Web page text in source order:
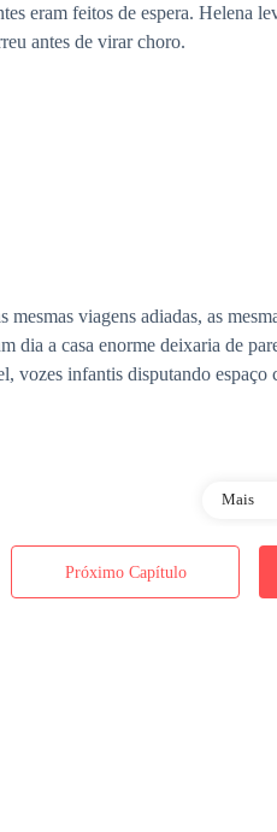
eram feitos de espera.
antes de virar choro.
mesmas viagens adiadas, as
dia a casa enorme deixaria de
vozes infantis disputando
Mais
Próximo Capítulo